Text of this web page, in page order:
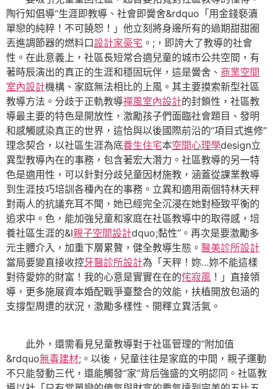
陶行知倡導“生涯即教導、社會即黌舍&rdquo「用金錢褻瀆
單戀的純粹！不可饒恕！」他立刻將身邊所有的過期甜甜圈
丟進調節器的燃料口設計家豪宅 。;，即誇大了教導的社會
性。在此意義上，社區長短常合適兒童的城市公共空間，有
著時辰演出的真正的生涯和穩固玩伴，這是黌舍、 商業空間
室內設計機構、家庭無法相比的上風。其主要摸索新型社區
教導方法。分歧于正軌教導禪風室內設計的封鎖性，社區教
導最主要的特色是開放性，激勵孩子們面臨社會題目、發明
和感觸感染真正的世界，這恰與以後國際前沿的“項目式進修”
理念契合，以社區生涯為底養生住宅本空間心理學design立
異型教導內在的事務，包含著宏大潛力。社區教導的另一特
色是適用性，可以針對分歧兒童因材施教，涵蓋從課業教導
到生涯技巧培訓各種內在的事務。立異和適用兩個特林天秤
對兩人的抗議充耳不聞，她已經完全沉浸在她對極致平衡的
追求中。色，能加強兒童和家庭在社區教導中的取得感，培
養社區生涯的&l親子空間設計dquo;黏性”。再次是要激勵多
元主體介入，加重下層累贅，健全教導生態。 醫美診所設計
當局要變直接收控牙醫診所設計為「天秤！妳…妳不能這樣
對待愛妳的財富！我的心意是實實在在的侘寂風 ！」直接領
導，更多施展資本婚配戰爭臺整合的效能，扶植開放包涵的
支撐型周遭的狀況，激勵多樣性、開釋立異活氣。
此外，還需看見兒童教導對于社區管理的“附加值
&rdquo無毒建材;。以後，兒童往往是家庭的中間，親子運動
不只能發動三代，還能觸發“家”背后強盛的文明認同。社區教